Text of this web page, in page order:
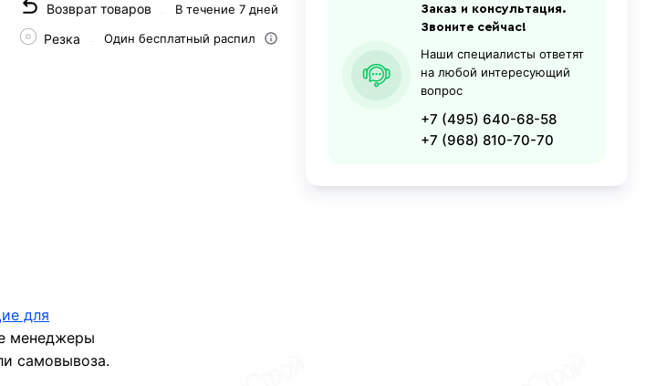
Возврат товаров В течение 7 дней
Резка Один бесплатный распил
Заказ и консультация.
Звоните сейчас!
Наши специалисты ответят
на любой интересующий
вопрос
+7 (495) 640-68-58
+7 (968) 810-70-70
для
менеджеры
самовывоза.